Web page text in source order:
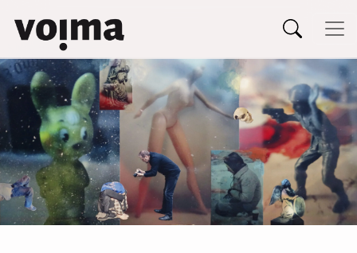
Siirry sisältöön
Päävalikko